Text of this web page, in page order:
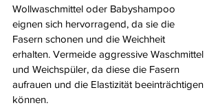
Wollwaschmittel oder Babyshampoo
eignen sich hervorragend, da sie die
Fasern schonen und die Weichheit
erhalten. Vermeide aggressive Waschmittel
und Weichspüler, da diese die Fasern
aufrauen und die Elastizität beeinträchtigen
können.